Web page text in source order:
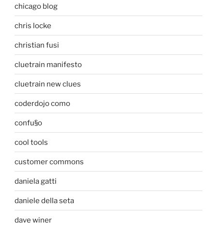
chicago blog
chris locke
christian fusi
cluetrain manifesto
cluetrain new clues
coderdojo como
confu§o
cool tools
customer commons
daniela gatti
daniele della seta
dave winer